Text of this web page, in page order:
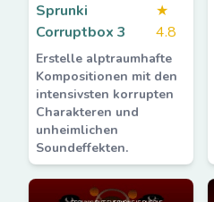
Sprunki
Corruptbox 3
★
4.8
Erstelle alptraumhafte
Kompositionen mit den
intensivsten korrupten
Charakteren und
unheimlichen
Soundeffekten.